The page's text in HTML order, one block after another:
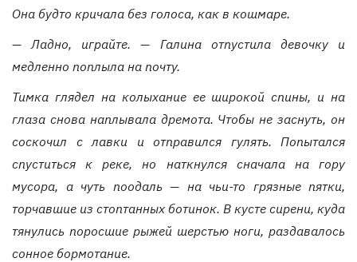
Она будто кричала без голоса, как в кошмаре.
— Ладно, играйте. — Галина отпустила девочку и
медленно поплыла на почту.
Тимка глядел на колыхание ее широкой спины, и на
глаза снова наплывала дремота. Чтобы не заснуть, он
соскочил с лавки и отправился гулять. Попытался
спуститься к реке, но наткнулся сначала на гору
мусора, а чуть поодаль — на чьи-то грязные пятки,
торчавшие из стоптанных ботинок. В кусте сирени, куда
тянулись поросшие рыжей шерстью ноги, раздавалось
сонное бормотание.